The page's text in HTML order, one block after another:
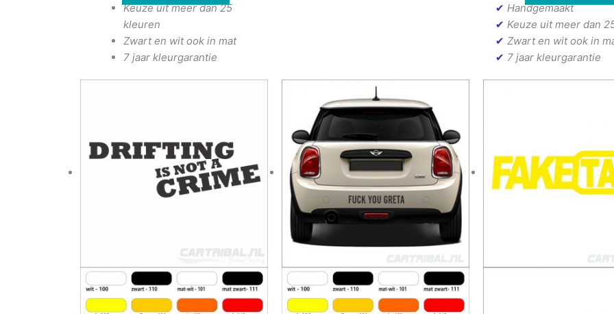
Keuze uit meer dan 25
kleuren
Zwart en wit ook in mat
7 jaar kleurgarantie
✔ Handgemaakt
✔ Keuze uit meer dan
✔ Zwart en wit ook in
✔ 7 jaar kleurgarantie